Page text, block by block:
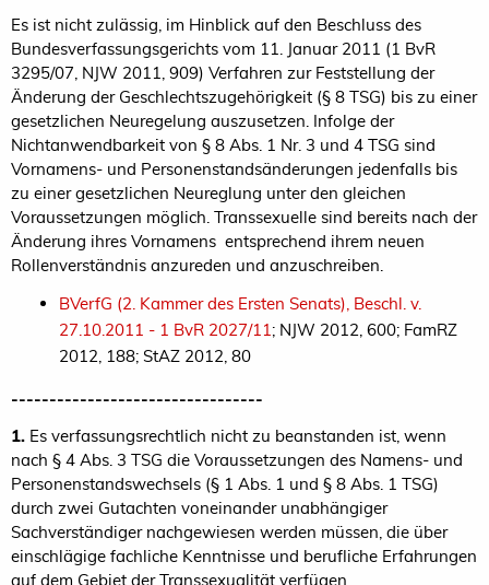
Es ist nicht zulässig, im Hinblick auf den Beschluss des
Bundesverfassungsgerichts vom 11. Januar 2011 (1 BvR
3295/07, NJW 2011, 909) Verfahren zur Feststellung der
Änderung der Geschlechtszugehörigkeit (§ 8 TSG) bis zu einer
gesetzlichen Neuregelung auszusetzen. Infolge der
Nichtanwendbarkeit von § 8 Abs. 1 Nr. 3 und 4 TSG sind
Vornamens- und Personenstandsänderungen jedenfalls bis
zu einer gesetzlichen Neureglung unter den gleichen
Voraussetzungen möglich. Transsexuelle sind bereits nach der
Änderung ihres Vornamens entsprechend ihrem neuen
Rollenverständnis anzureden und anzuschreiben.
BVerfG (2. Kammer des Ersten Senats), Beschl. v.
27.10.2011 - 1 BvR 2027/11; NJW 2012, 600; FamRZ
2012, 188; StAZ 2012, 80
---------------------------------
1. Es verfassungsrechtlich nicht zu beanstanden ist, wenn
nach § 4 Abs. 3 TSG die Voraussetzungen des Namens- und
Personenstandswechsels (§ 1 Abs. 1 und § 8 Abs. 1 TSG)
durch zwei Gutachten voneinander unabhängiger
Sachverständiger nachgewiesen werden müssen, die über
einschlägige fachliche Kenntnisse und berufliche Erfahrungen
auf dem Gebiet der Transsexualität verfügen.